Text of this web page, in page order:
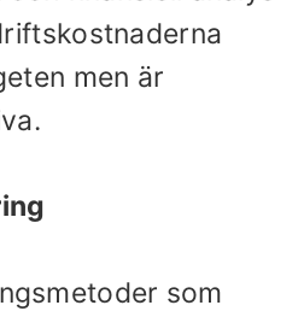
men är
som